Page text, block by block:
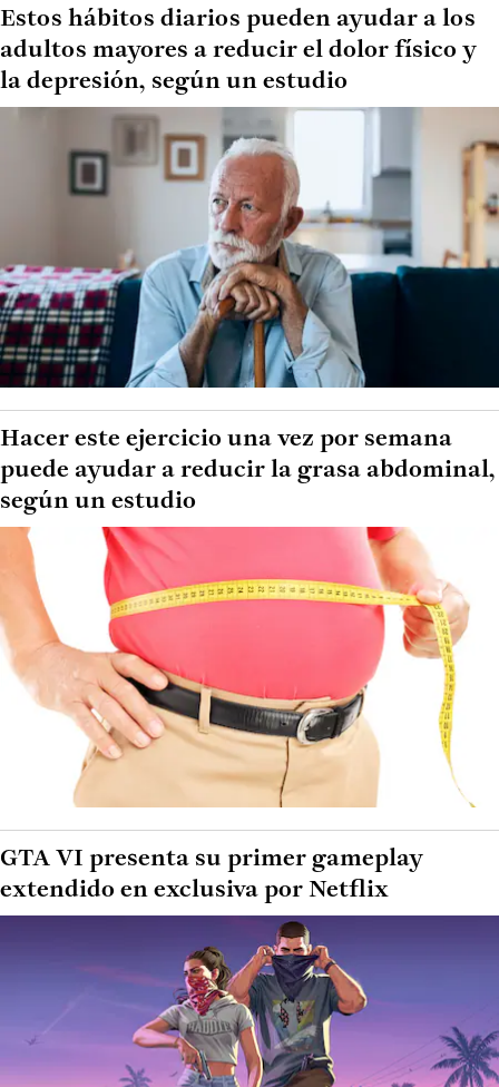
Estos hábitos diarios pueden ayudar a los
adultos mayores a reducir el dolor físico y
la depresión, según un estudio
Hacer este ejercicio una vez por semana
puede ayudar a reducir la grasa abdominal,
según un estudio
GTA VI presenta su primer gameplay
extendido en exclusiva por Netflix